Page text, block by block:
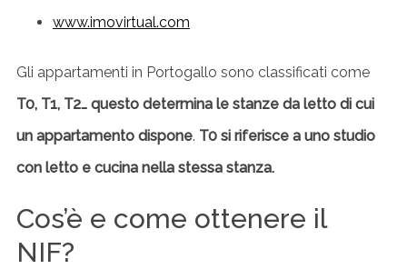
www.imovirtual.com
Gli appartamenti in Portogallo sono classificati come
T0, T1, T2… questo determina le stanze da letto di cui
un appartamento dispone. T0 si riferisce a uno studio
con letto e cucina nella stessa stanza.
Cos’è e come ottenere il
NIF?